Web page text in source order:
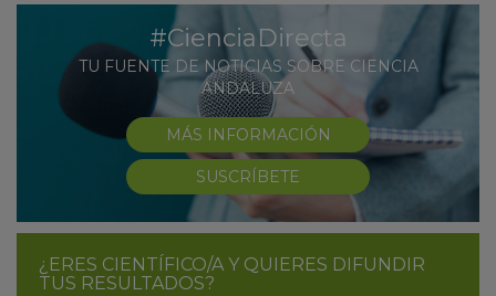
#CienciaDirecta
TU FUENTE DE NOTICIAS SOBRE CIENCIA
ANDALUZA
MÁS INFORMACIÓN
SUSCRÍBETE
¿ERES CIENTÍFICO/A Y QUIERES DIFUNDIR
TUS RESULTADOS?